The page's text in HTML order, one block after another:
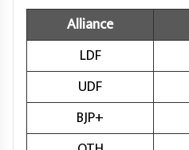
Alliance
LDF
UDF
BJP+